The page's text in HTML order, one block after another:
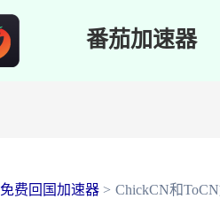
番茄加速器
免费回国加速器 ChickCN和ToCN